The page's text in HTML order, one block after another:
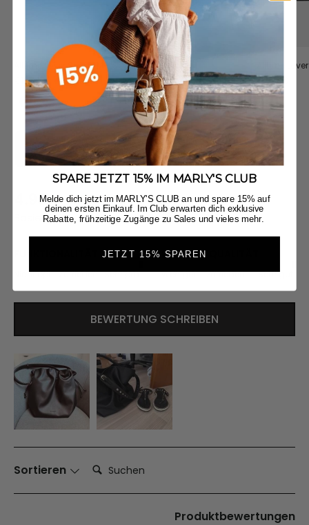
Alltime Lover Suede M - Sand
Angebot
€139,90
BlackCoffee
Alltime
Angebot
€129,90
Jetzt entdecken
4.93
Basierend auf 27 Bewertungen
Nicht optimal Zufriedenstellend Sehr praktisch
PRODUKTQUALITÄT
Weniger gut zufriedenstellend Sehr gut!
BEWERTUNG SCHREIBEN
Sortieren Suchen:
Produktbewertungen
New content loaded
SPARE JETZT 15% IM MARLY'S CLUB
Melde dich jetzt im MARLY'S CLUB an und spare 15% auf
deinen ersten Einkauf. Im Club erwarten dich exklusive
Rabatte, frühzeitige Zugänge zu Sales und vieles mehr.
JETZT 15% SPAREN